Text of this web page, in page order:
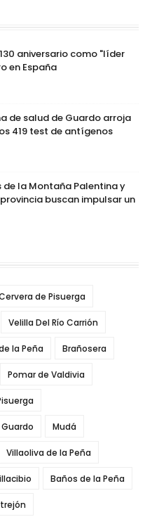
aniversario como "líder
en España
de salud de Guardo arroja
419 test de antígenos
de la Montaña Palentina y
buscan impulsar un
de Pisuerga
Velilla Del Río Carrión
la Peña Brañosera
Pomar de Valdivia
Mudá
Villaoliva de la Peña
Baños de la Peña